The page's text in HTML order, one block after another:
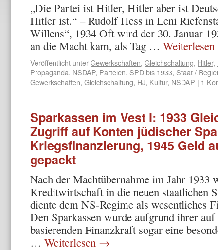
„Die Partei ist Hitler, Hitler aber ist
Hitler ist.“ – Rudolf Hess in Leni
Willens“, 1934 Oft wird der 30. Januar
an die Macht kam, als Tag … Weiterlesen
Veröffentlicht unterGewerkschaften, Gleichschaltung, Hitler,
Propaganda, NSDAP, Parteien, SPD bis 1933, Staat /
Gewerkschaften, Gleichschaltung, HJ, Kultur, NSDAP | 1
Sparkassen im Vest I: 1933
Zugriff auf Konten jüdischer
Kriegsfinanzierung, 1945 Geld
gepackt
Nach der Machtübernahme im Jahr 1933
Kreditwirtschaft in die neuen staatlichen
diente dem NS-Regime als wesentliches
Den Sparkassen wurde aufgrund ihrer auf
basierenden Finanzkraft sogar eine
… Weiterlesen →